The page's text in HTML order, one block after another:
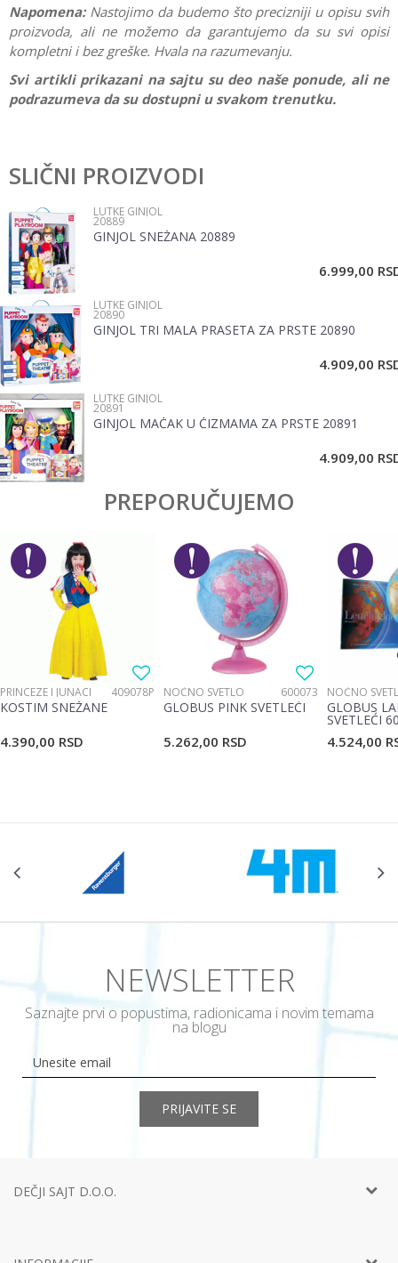
Napomena: Nastojimo da budemo što precizniji u opisu svih
proizvoda, ali ne možemo da garantujemo da su svi opisi
kompletni i bez greške. Hvala na razumevanju.
Svi artikli prikazani na sajtu su deo naše ponude, ali ne
podrazumeva da su dostupni u svakom trenutku.
Ime/Nadimak
Email
Poruka
SLIČNI PROIZVODI
LUTKE GINJOL
20889
GINJOL SNEŽANA 20889
6.999,00
LUTKE GINJOL
20890
GINJOL TRI MALA PRASETA ZA PRSTE 20890
4.909,00
LUTKE GINJOL
20891
GINJOL MAČAK U ČIZMAMA ZA PRSTE 20891
4.909,00
PREPORUČUJEMO
PRINCEZE I JUNACI 409078P
KOSTIM SNEŽANE
4.390,00 RSD
NOĆNO SVETLO 600073
GLOBUS PINK SVETLEĆI
5.262,00 RSD
NOĆNO
GLOBUS
SVETLEĆI
4.524,00
NEWSLETTER
Saznajte prvi o popustima, radionicama i novim temama
na blogu
PRIJAVITE SE
DEČJI SAJT D.O.O.